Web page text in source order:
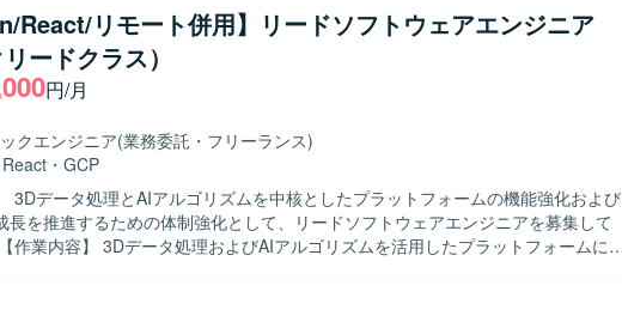
React/リモート併用】リードソフトウェアエンジニア
ードクラス）
円/月
クエンジニア(業務委託・フリーランス)
React ・ GCP
3Dデータ処理とAIアルゴリズムを中核としたプラットフォームの機能強化および
長を推進するための体制強化として、リードソフトウェアエンジニアを募集して